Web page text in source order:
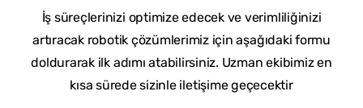
İş süreçlerinizi optimize edecek ve verimliliğinizi
artıracak robotik çözümlerimiz için aşağıdaki formu
doldurarak ilk adımı atabilirsiniz. Uzman ekibimiz en
kısa sürede sizinle iletişime geçecektir